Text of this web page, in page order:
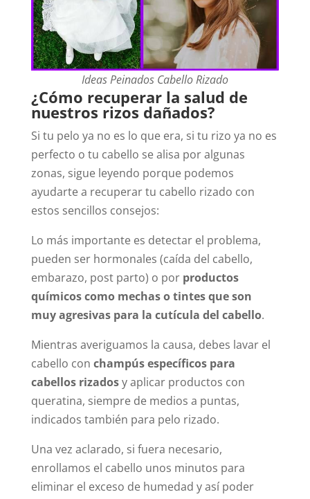
Ideas Peinados Cabello Rizado
¿Cómo recuperar la salud de
nuestros rizos dañados?
Si tu pelo ya no es lo que era, si tu rizo ya no es
perfecto o tu cabello se alisa por algunas
zonas, sigue leyendo porque podemos
ayudarte a recuperar tu cabello rizado con
estos sencillos consejos:
Lo más importante es detectar el problema,
pueden ser hormonales (caída del cabello,
embarazo, post parto) o por productos
químicos como mechas o tintes que son
muy agresivas para la cutícula del cabello.
Mientras averiguamos la causa, debes lavar el
cabello con champús específicos para
cabellos rizadosy aplicar productos con
queratina, siempre de medios a puntas,
indicados también para pelo rizado.
Una vez aclarado, si fuera necesario,
enrollamos el cabello unos minutos para
eliminar el exceso de humedad y así poder